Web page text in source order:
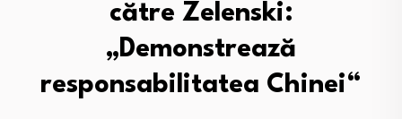
către Zelenski:
„Demonstrează
responsabilitatea Chinei“